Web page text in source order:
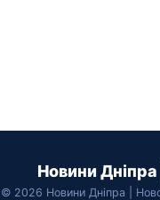
Новини
© 2026 Новини Дніпра |